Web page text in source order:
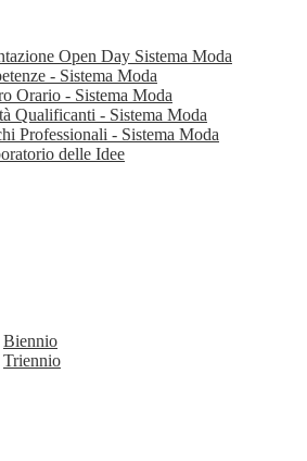
Open Day Sistema Moda
- Sistema Moda
Orario - Sistema Moda
Qualificanti - Sistema Moda
Professionali - Sistema Moda
delle Idee
Biennio
Triennio